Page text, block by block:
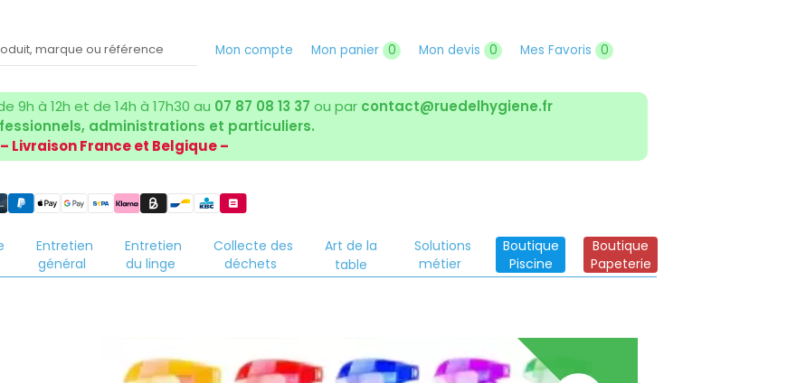
Mon compte Mon panier 0 Mon devis 0 Mes Favoris 0
9h à 12h et de 14h à 17h30 au 07 87 08 13 37 ou par contact@ruedelhygiene.fr
administrations et particuliers.
– Livraison France et Belgique –
Entretien
général
Entretien
du linge
Collecte des
déchets
Art de la
table
Solutions
métier
Boutique
Piscine
Boutique
Papeterie